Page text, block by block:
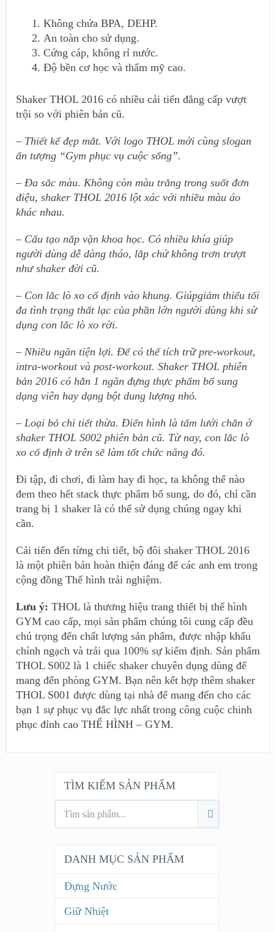
Không chứa BPA, DEHP.
An toàn cho sử dụng.
Cứng cáp, không rỉ nước.
Độ bền cơ học và thẩm mỹ cao.
Shaker THOL 2016 có nhiều cải tiến đẳng cấp vượt
trội so với phiên bản cũ.
– Thiết kế đẹp mắt. Với logo THOL mới cùng slogan
ấn tượng “Gym phục vụ cuộc sống”.
– Đa sắc màu. Không còn màu trắng trong suốt đơn
điệu, shaker THOL 2016 lột xác với nhiều màu áo
khác nhau.
– Cấu tạo nắp vặn khoa học. Có nhiều khía giúp
người dùng dễ dàng tháo, lắp chứ không trơn trượt
như shaker đời cũ.
– Con lắc lò xo cố định vào khung. Giúpgiảm thiểu tối
đa tình trạng thất lạc của phần lớn người dùng khi sử
dụng con lắc lò xo rời.
– Nhiều ngăn tiện lợi. Để có thể tích trữ pre-workout,
intra-workout và post-workout. Shaker THOL phiên
bản 2016 có hẳn 1 ngăn đựng thực phẩm bổ sung
dạng viên hay dạng bột dung lượng nhỏ.
– Loại bỏ chi tiết thừa. Điển hình là tấm lưới chắn ở
shaker THOL S002 phiên bản cũ. Từ nay, con lắc lò
xo cố định ở trên sẽ làm tốt chức năng đó.
Đi tập, đi chơi, đi làm hay đi học, ta không thể nào
đem theo hết stack thực phẩm bổ sung, do đó, chỉ cần
trang bị 1 shaker là có thể sử dụng chúng ngay khi
cần.
Cải tiến đến từng chi tiết, bộ đôi shaker THOL 2016
là một phiên bản hoàn thiện đáng để các anh em trong
cộng đồng Thể hình trải nghiệm.
Lưu ý: THOL là thương hiệu trang thiết bị thể hình
GYM cao cấp, mọi sản phẩm chúng tôi cung cấp đều
chú trọng đến chất lượng sản phẩm, được nhập khẩu
chính ngạch và trải qua 100% sự kiểm định. Sản phẩm
THOL S002 là 1 chiếc shaker chuyên dụng dùng để
mang đến phòng GYM. Bạn nên kết hợp thêm shaker
THOL S001 được dùng tại nhà để mang đến cho các
bạn 1 sự phục vụ đắc lực nhất trong công cuộc chinh
phục đỉnh cao THỂ HÌNH – GYM.
TÌM KIẾM SẢN PHẨM
DANH MỤC SẢN PHẨM
Đựng Nước
Giữ Nhiệt